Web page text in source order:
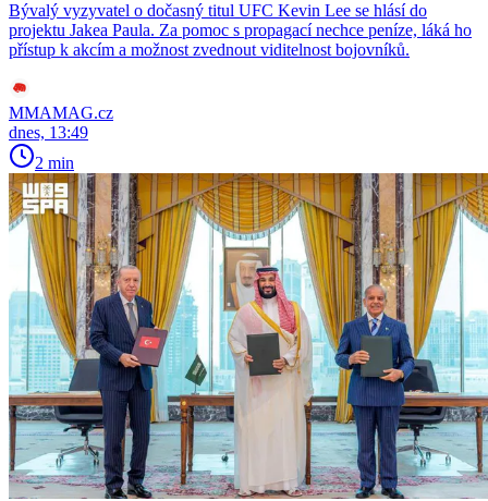
Bývalý vyzyvatel o dočasný titul UFC Kevin Lee se hlásí do
projektu Jakea Paula. Za pomoc s propagací nechce peníze, láká ho
přístup k akcím a možnost zvednout viditelnost bojovníků.
MMAMAG.cz
dnes, 13:49
2 min